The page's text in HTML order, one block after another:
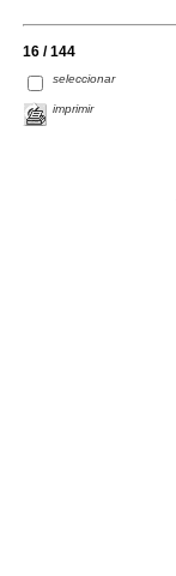
16 / 144
seleccionar
imprimir